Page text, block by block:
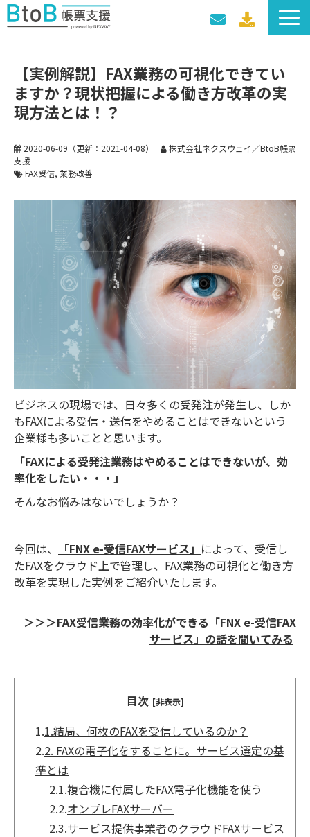
導入事例
料金プラン
セミナー・イベント
【実例解説】FAX業務の可視化できてい
ますか？現状把握による働き方改革の実
現方法とは！？
2020-06-09 （更新： 2021-04-08）
株式会社ネクスウェイ／BtoB帳票
支援
FAX受信 業務改善
ビジネスの現場では、日々多くの受発注が発生し、しか
もFAXによる受信・送信をやめることはできないという
企業様も多いことと思います。
「FAXによる受発注業務はやめることはできないが、効
率化をしたい・・・」
そんなお悩みはないでしょうか？
今回は、 「FNX e-受信FAXサービス」 によって、受信し
たFAXをクラウド上で管理し、FAX業務の可視化と働き方
改革を実現した実例をご紹介いたします。
＞＞＞FAX受信業務の効率化ができる「FNX e-受信FAX
サービス」の話を聞いてみる
目次 [非表示]
1.1.結局、何枚のFAXを受信しているのか？
2.2. FAXの電子化をすることに。サービス選定の基
準とは
2.1.複合機に付属したFAX電子化機能を使う
2.2.オンプレFAXサーバー
2.3.サービス提供事業者のクラウドFAXサービス